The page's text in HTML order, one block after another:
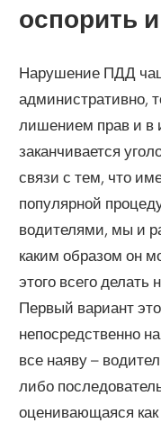
оспорить и
Нарушение ПДД
административно,
лишением прав и в
заканчивается
связи с тем, что
популярной
водителями, мы и
каким образом он
этого всего делать
Первый вариант
непосредственно
все наяву –
либо
оценивающаяся